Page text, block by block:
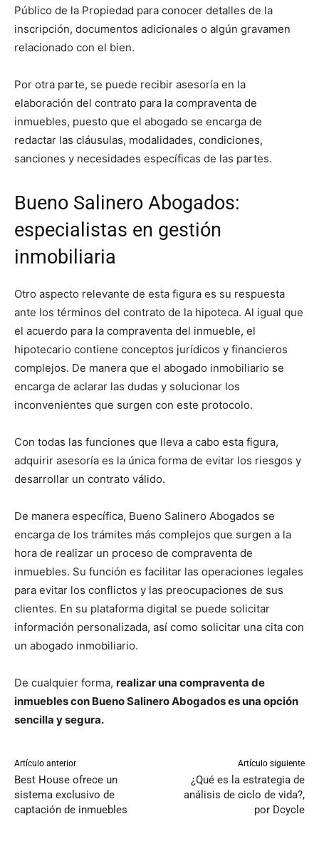
Público de la Propiedad para conocer detalles de la
inscripción, documentos adicionales o algún gravamen
relacionado con el bien.
Por otra parte, se puede recibir asesoría en la
elaboración del contrato para la compraventa de
inmuebles, puesto que el abogado se encarga de
redactar las cláusulas, modalidades, condiciones,
sanciones y necesidades específicas de las partes.
Bueno Salinero Abogados:
especialistas en gestión
inmobiliaria
Otro aspecto relevante de esta figura es su respuesta
ante los términos del contrato de la hipoteca. Al igual que
el acuerdo para la compraventa del inmueble, el
hipotecario contiene conceptos jurídicos y financieros
complejos. De manera que el abogado inmobiliario se
encarga de aclarar las dudas y solucionar los
inconvenientes que surgen con este protocolo.
Con todas las funciones que lleva a cabo esta figura,
adquirir asesoría es la única forma de evitar los riesgos y
desarrollar un contrato válido.
De manera específica, Bueno Salinero Abogados se
encarga de los trámites más complejos que surgen a la
hora de realizar un proceso de compraventa de
inmuebles. Su función es facilitar las operaciones legales
para evitar los conflictos y las preocupaciones de sus
clientes. En su plataforma digital se puede solicitar
información personalizada, así como solicitar una cita con
un abogado inmobiliario.
De cualquier forma, realizar una compraventa de
inmuebles con Bueno Salinero Abogados es una opción
sencilla y segura.
Artículo anterior
Best House ofrece un
sistema exclusivo de
captación de inmuebles
Artículo siguiente
¿Qué es la estrategia de
análisis de ciclo de vida?,
por Dcycle